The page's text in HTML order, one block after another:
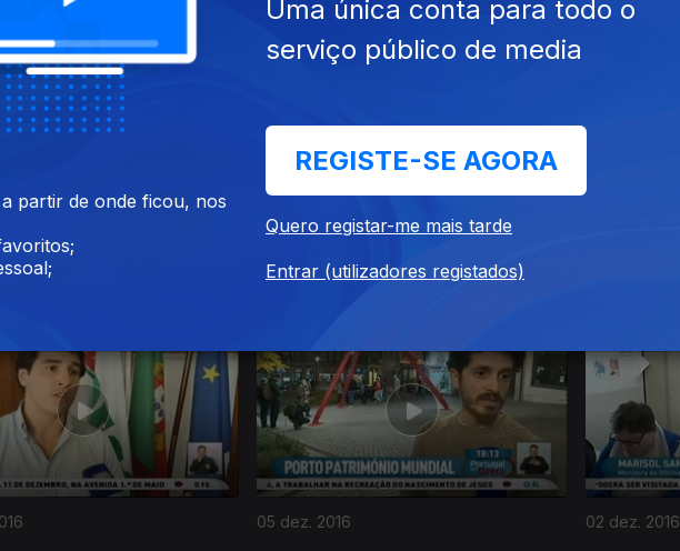
09 dez. 2016
05 dez. 2016 02 dez. 2016
partir de onde ficou, nos
Uma única conta para todo o
serviço público de media
REGISTE-SE AGORA
Quero registar-me mais tarde
Entrar (utilizadores registados)